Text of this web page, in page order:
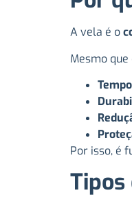
A vela é o
Mesmo
Por isso, é